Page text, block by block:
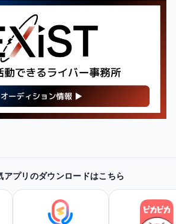
てみよう！
で見てみる
アプリのダウンロードはこちら